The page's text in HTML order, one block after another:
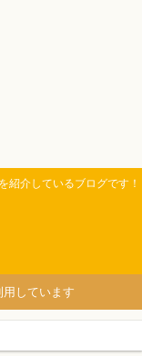
紹介しているブログです！
しています